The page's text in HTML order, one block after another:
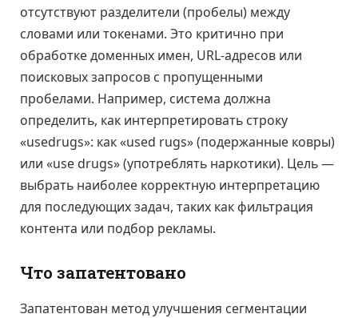
отсутствуют разделители (пробелы) между
словами или токенами. Это критично при
обработке доменных имен, URL-адресов или
поисковых запросов с пропущенными
пробелами. Например, система должна
определить, как интерпретировать строку
«usedrugs»: как «used rugs» (подержанные ковры)
или «use drugs» (употреблять наркотики). Цель —
выбрать наиболее корректную интерпретацию
для последующих задач, таких как фильтрация
контента или подбор рекламы.
Что запатентовано
Запатентован метод улучшения сегментации